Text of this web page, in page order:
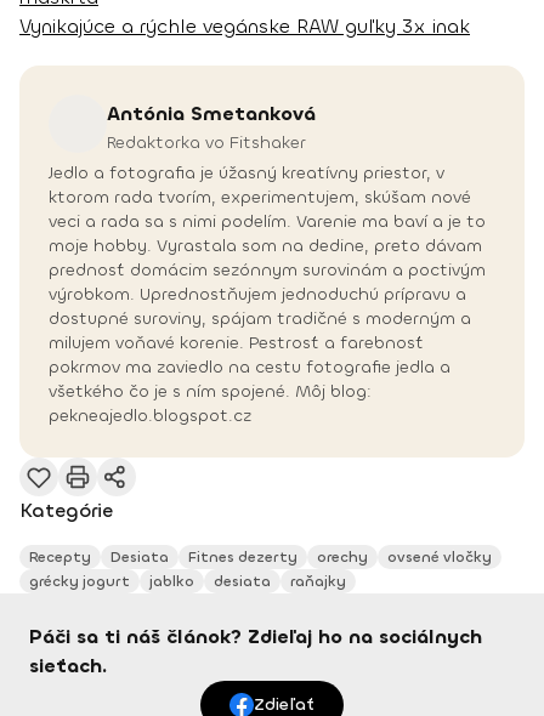
Vynikajúce a rýchle vegánske RAW guľky 3x inak
Antónia Smetanková
Redaktorka vo Fitshaker
Jedlo a fotografia je úžasný kreatívny priestor, v
ktorom rada tvorím, experimentujem, skúšam nové
veci a rada sa s nimi podelím. Varenie ma baví a je to
moje hobby. Vyrastala som na dedine, preto dávam
prednosť domácim sezónnym surovinám a poctivým
výrobkom. Uprednostňujem jednoduchú prípravu a
dostupné suroviny, spájam tradičné s moderným a
milujem voňavé korenie. Pestrosť a farebnosť
pokrmov ma zaviedlo na cestu fotografie jedla a
všetkého čo je s ním spojené. Môj blog:
pekneajedlo.blogspot.cz
Kategórie
Recepty Desiata Fitnes dezerty orechy
ovsené vločky
grécky jogurt
jablko desiata raňajky
Páči sa ti náš článok? Zdieľaj ho na sociálnych
sieťach.
Zdieľať